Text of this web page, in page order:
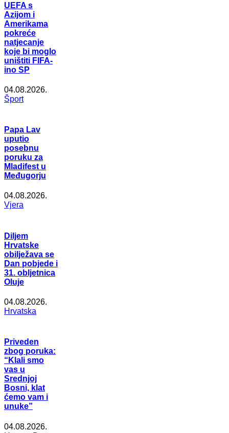
UEFA s
Azijom i
Amerikama
pokreće
natjecanje
koje bi moglo
uništiti FIFA-
ino SP
04.08.2026.
Šport
Papa Lav
uputio
posebnu
poruku za
Mladifest u
Međugorju
04.08.2026.
Vjera
Diljem
Hrvatske
obilježava se
Dan pobjede i
31. obljetnica
Oluje
04.08.2026.
Hrvatska
Priveden
zbog poruka:
“Klali smo
vas u
Srednjoj
Bosni, klat
ćemo vam i
unuke”
04.08.2026.